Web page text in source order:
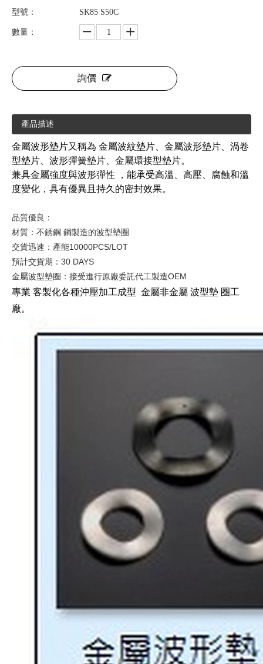
型號：
SK85 S50C
數量：
詢價
產品描述
金屬波形墊片又稱為 金屬波紋墊片、金屬波形墊片、渦卷
型墊片、波形彈簧墊片、金屬環接型墊片。
兼具金屬強度與波形彈性 ，能承受高溫、高壓、腐蝕和溫
度變化，具有優異且持久的密封效果。
品質優良：
材質：不銹鋼 鋼製造的波型墊圈
交貨迅速：產能10000PCS/LOT
預計交貨期：30 DAYS
金屬波型墊圈：接受進行原廠委託代工製造OEM
專業 客製化各種沖壓加工成型 金屬非金屬 波型墊 圈工
廠。